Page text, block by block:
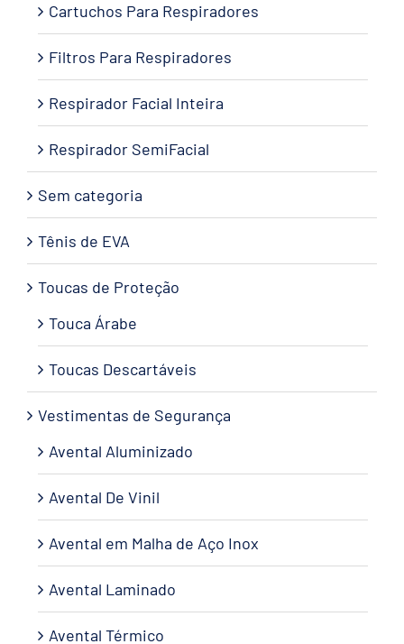
Cartuchos Para Respiradores
Filtros Para Respiradores
Respirador Facial Inteira
Respirador SemiFacial
Sem categoria
Tênis de EVA
Toucas de Proteção
Touca Árabe
Toucas Descartáveis
Vestimentas de Segurança
Avental Aluminizado
Avental De Vinil
Avental em Malha de Aço Inox
Avental Laminado
Avental Térmico